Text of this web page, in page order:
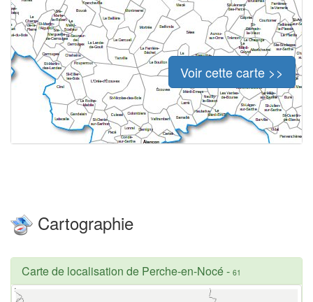
Voir cette carte >>
Cartographie
Carte de localisation de Perche-en-Nocé- 61